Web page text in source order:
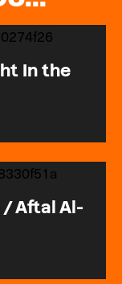
In the
/ Aftal Al-